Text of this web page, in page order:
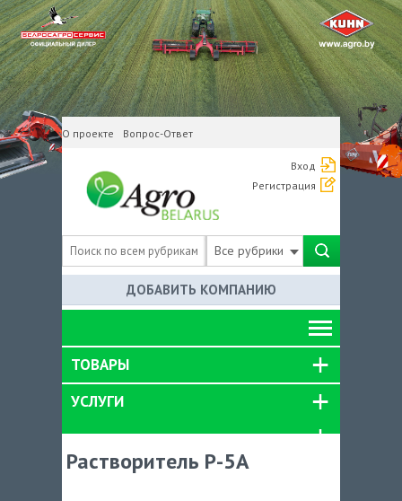
О проекте Вопрос-Ответ
Вход
Регистрация
Все рубрики
ДОБАВИТЬ КОМПАНИЮ
ТОВАРЫ
УСЛУГИ
Растворитель Р-5А